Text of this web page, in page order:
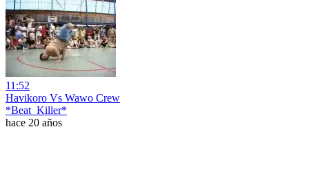
11:52
Havikoro Vs Wawo Crew
*Beat_Killer*
hace 20 años